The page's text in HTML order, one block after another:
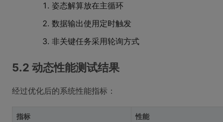
姿态解算放在主循环
数据输出使用定时触发
非关键任务采用轮询方式
5.2 动态性能测试结果
经过优化后的系统性能指标：
指标 性能